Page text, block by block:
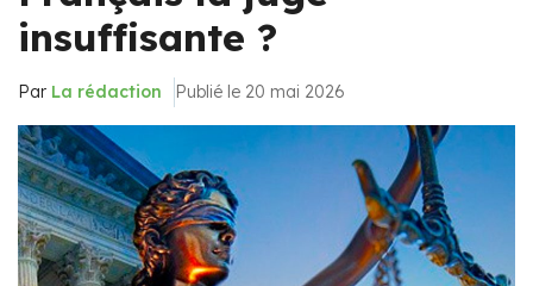
insuffisante ?
Par La rédaction Publié le 20 mai 2026